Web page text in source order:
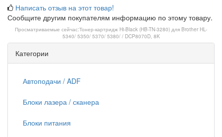
Написать отзыв на этот товар!
Сообщите другим покупателям информацию по этому товару.
Просматриваемые сейчас:Тонер-картридж Hi-Black (HB-TN-3280) для Brother HL-
5340/ 5350/ 5370/ 5380/ / DCP8070D, 8K
Категории
Автоподачи / ADF
Блоки лазера / сканера
Блоки питания